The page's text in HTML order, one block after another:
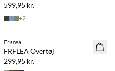
599,95 kr.
+2
NYHED
Fransa
FRFLEA Overtøj
299,95 kr.